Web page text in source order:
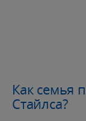
Как семья
Стайлса?